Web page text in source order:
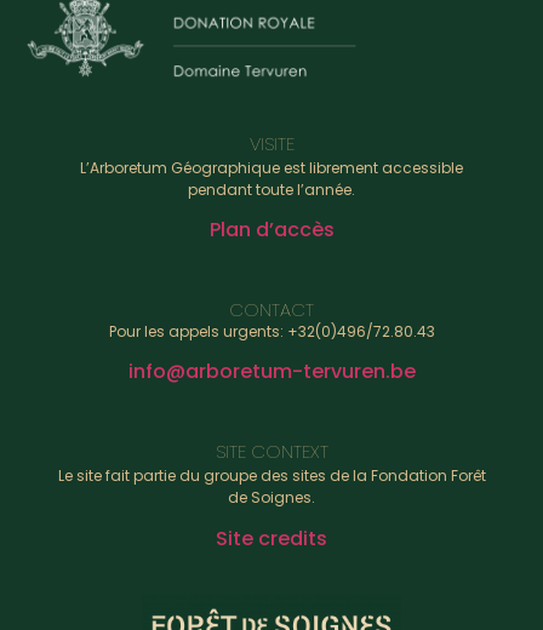
VISITE
L’Arboretum Géographique est librement accessible
pendant toute l’année.
Plan d’accès
CONTACT
Pour les appels urgents: +32(0)496/72.80.43
info@arboretum-tervuren.be
SITE CONTEXT
Le site fait partie du groupe des sites de la Fondation Forêt
de Soignes.
Site credits